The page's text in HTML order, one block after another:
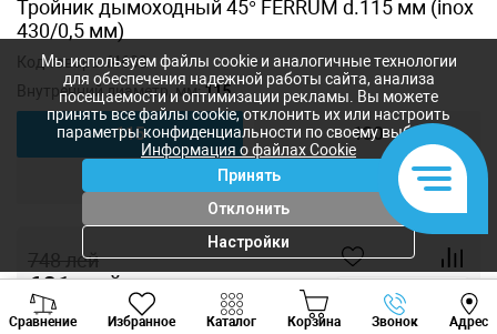
Тройник дымоходный 45° FERRUM d.115 мм (inox
430/0,5 мм)
Код товара:f4603
Внутренний диаметр, мм:115
115 130
748лей
601лей
Сравнение Избранное Каталог Корзина Звонок Адрес
Viber Whatsapp
Мы используем файлы cookie и аналогичные технологии
для обеспечения надежной работы сайта, анализа
посещаемости и оптимизации рекламы. Вы можете
принять все файлы cookie, отклонить их или настроить
параметры конфиденциальности по своему выбору.
Информация о файлах Cookie
Принять
Отклонить
Настройки